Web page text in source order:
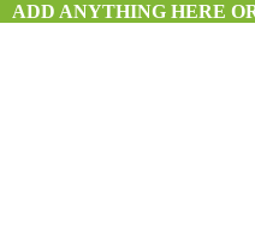
ADD ANYTHING HERE